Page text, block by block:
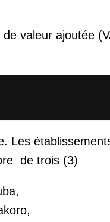
valeur ajoutée
Les
de trois (3)